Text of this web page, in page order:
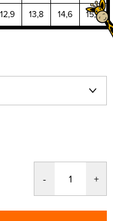
12,9 13,8 14,6
15,2